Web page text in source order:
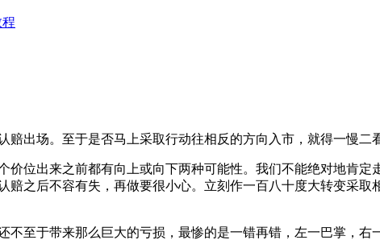
赔出场。至于是否马上采取行动往相反的方向入市，就得一慢二
价位出来之前都有向上或向下两种可能性。我们不能绝对地肯
赔之后不容有失，再做要很小心。立刻作一百八十度大转变采
不至于带来那么巨大的亏损，最惨的是一错再错，左一巴掌，右